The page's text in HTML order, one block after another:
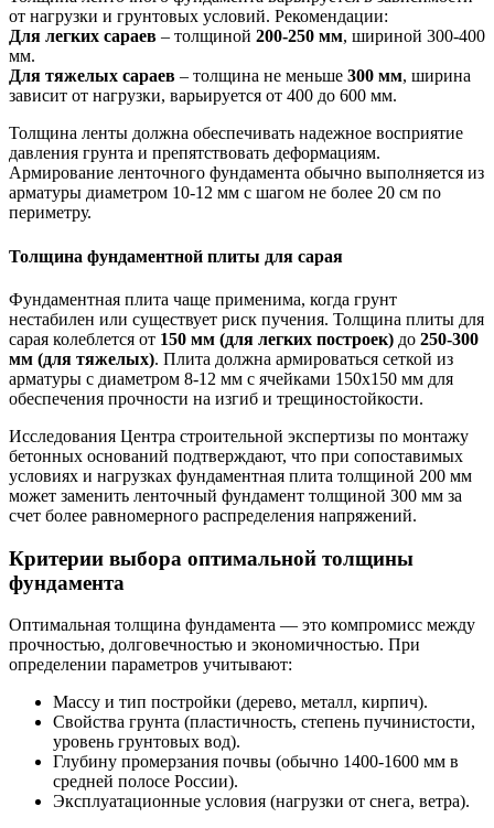
от нагрузки и грунтовых условий. Рекомендации:
Для легких сараев – толщиной 200-250 мм, шириной 300-400
мм.
Для тяжелых сараев – толщина не меньше 300 мм, ширина
зависит от нагрузки, варьируется от 400 до 600 мм.
Толщина ленты должна обеспечивать надежное восприятие
давления грунта и препятствовать деформациям.
Армирование ленточного фундамента обычно выполняется из
арматуры диаметром 10-12 мм с шагом не более 20 см по
периметру.
Толщина фундаментной плиты для сарая
Фундаментная плита чаще применима, когда грунт
нестабилен или существует риск пучения. Толщина плиты для
сарая колеблется от 150 мм (для легких построек) до 250-300
мм (для тяжелых). Плита должна армироваться сеткой из
арматуры с диаметром 8-12 мм с ячейками 150х150 мм для
обеспечения прочности на изгиб и трещиностойкости.
Исследования Центра строительной экспертизы по монтажу
бетонных оснований подтверждают, что при сопоставимых
условиях и нагрузках фундаментная плита толщиной 200 мм
может заменить ленточный фундамент толщиной 300 мм за
счет более равномерного распределения напряжений.
Критерии выбора оптимальной толщины
фундамента
Оптимальная толщина фундамента — это компромисс между
прочностью, долговечностью и экономичностью. При
определении параметров учитывают:
Массу и тип постройки (дерево, металл, кирпич).
Свойства грунта (пластичность, степень пучинистости,
уровень грунтовых вод).
Глубину промерзания почвы (обычно 1400-1600 мм в
средней полосе России).
Эксплуатационные условия (нагрузки от снега, ветра).